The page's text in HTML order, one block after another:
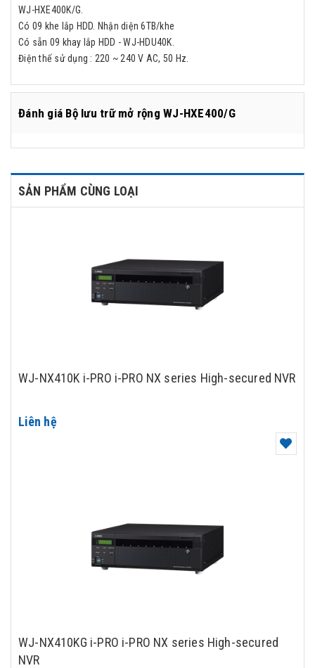
WJ-HXE400K/G.
Có 09 khe lắp HDD. Nhận diện 6TB/khe
Có sẵn 09 khay lắp HDD - WJ-HDU40K.
Điện thế sử dụng : 220 ~ 240 V AC, 50 Hz.
Đánh giá Bộ lưu trữ mở rộng WJ-HXE400/G
SẢN PHẨM CÙNG LOẠI
WJ-NX410K i-PRO i-PRO NX series High-secured NVR
Liên hệ
WJ-NX410KG i-PRO i-PRO NX series High-secured
NVR